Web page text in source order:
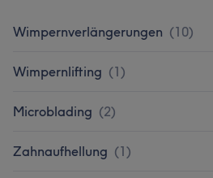
Wimpernverlängerungen (10)
Wimpernlifting (1)
Microblading (2)
Zahnaufhellung (1)